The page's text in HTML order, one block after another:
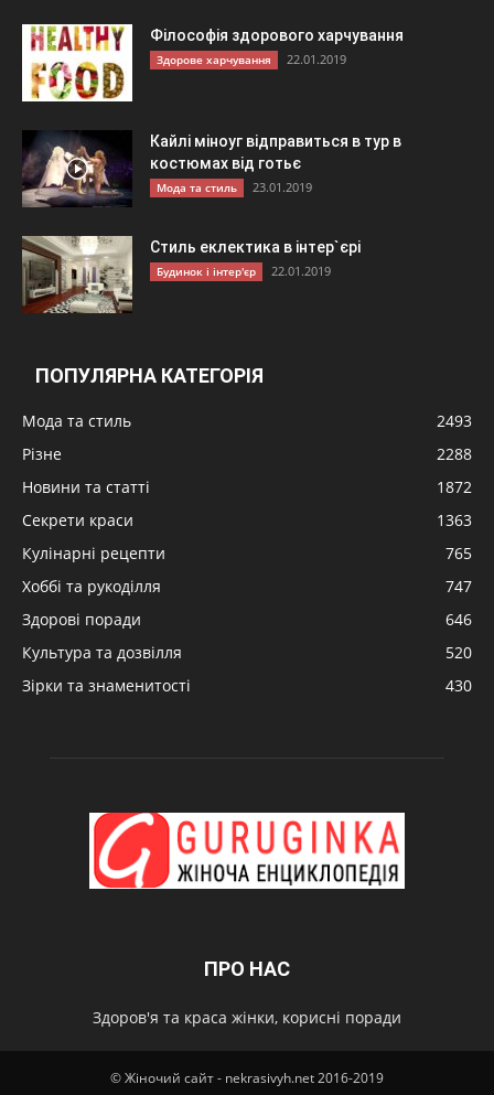
Філософія здорового харчування
Здорове харчування 22.01.2019
Кайлі міноуг відправиться в тур в
костюмах від готьє
Мода та стиль 23.01.2019
Стиль еклектика в інтер`єрі
Будинок і інтер'єр 22.01.2019
ПОПУЛЯРНА КАТЕГОРІЯ
Мода та стиль
2493
Різне
2288
Новини та статті
1872
Секрети краси
1363
Кулінарні рецепти
765
Хоббі та рукоділля
747
Здорові поради
646
Культура та дозвілля
520
Зірки та знаменитості
430
ПРО НАС
Здоров'я та краса жінки, корисні поради
© Жіночий сайт - nekrasivyh.net 2016-2019